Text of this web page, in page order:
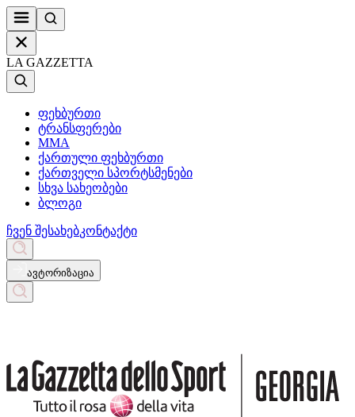
LA GAZZETTA
ფეხბურთი
ტრანსფერები
MMA
ქართული ფეხბურთი
ქართველი სპორტსმენები
სხვა სახეობები
ბლოგი
ჩვენ შესახებკონტაქტი
ავტორიზაცია